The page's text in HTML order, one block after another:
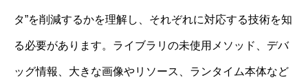
タ”を削減するかを理解し、それぞれに対応する技術を知
る必要があります。ライブラリの未使用メソッド、デバ
ッグ情報、大きな画像やリソース、ランタイム本体など